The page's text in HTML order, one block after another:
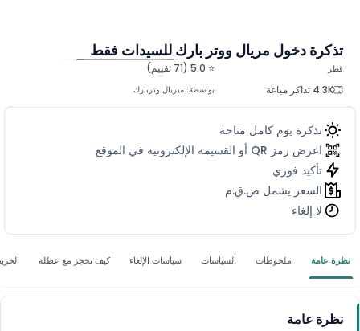
تذكرة دخول مريال ووتر بارك للسيدات فقط
⭐ 5.0 (71 تقييم)
4.3K تذاكر مباعة
بواسطة:ميريال وتربارك
قطر المزيد من الصور
تذكرة يوم كامل متاحة
اعرض رمز QR أو القسيمة الإلكترونية في الموقع
تأكيد فوري
السعر يشمل ض.ق.م
لا إلغاء
نظرة عامة ملحوظات السياسات سياسات الإلغاء كيف تحجز مع عطلة
نظرة عامة